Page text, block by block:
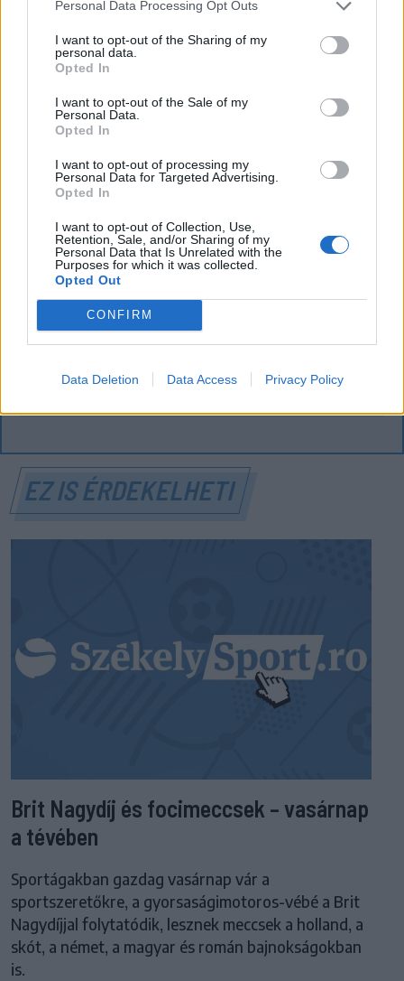
Personal Data Processing Opt Outs
I want to opt-out of the Sharing of my
personal data.
Opted In
I want to opt-out of the Sale of my
Personal Data.
Opted In
I want to opt-out of processing my
Personal Data for Targeted Advertising.
Opted In
I want to opt-out of Collection, Use,
Retention, Sale, and/or Sharing of my
Personal Data that Is Unrelated with the
Purposes for which it was collected.
Opted Out
CONFIRM
Data Deletion Data Access Privacy Policy
FŐTÉR
A Román Rendőrség azt üzeni,
semmiképpen ne higgyenek a Román
Rendőrségnek – hírmix
További híreink: sziklát akart a Dunába robbantani a
hadsereg, egyelőre sikertelenül, az illetékes szerint
pedig semmiféle korlátozás nem lesz a lakossági
áramfogyasztásban.
EZ IS ÉRDEKELHETI
Brit Nagydíj és focimeccsek – vasárnap
a tévében
Sportágakban gazdag vasárnap vár a
sportszeretőkre, a gyorsaságimotoros-vébé a Brit
Nagydíjjal folytatódik, lesznek meccsek a holland, a
skót, a német, a magyar és román bajnokságokban
is.